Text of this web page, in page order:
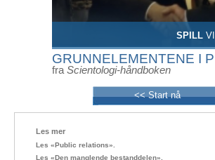
SPILL
GRUNNELEMENTENE I
fra Scientologi-håndboken
<< Start nå
Les mer
Les «Public relations».
Les «Den manglende bestanddelen».